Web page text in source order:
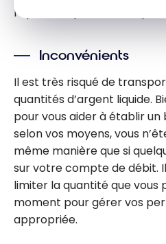
l’option de paiement la plus
Inconvénients
Il est très risqué de
quantités d’argent liquide.
pour vous aider à établir
selon vos moyens, vous
même manière que si
sur votre compte de débit.
limiter la quantité que vous
moment pour gérer vos
appropriée.